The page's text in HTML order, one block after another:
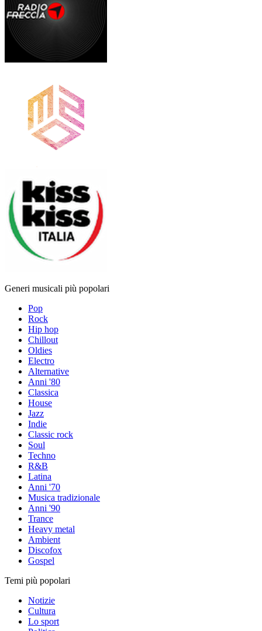
Generi musicali più popolari
Pop
Rock
Hip hop
Chillout
Oldies
Electro
Alternative
Anni '80
Classica
House
Jazz
Indie
Classic rock
Soul
Techno
R&B
Latina
Anni '70
Musica tradizionale
Anni '90
Trance
Heavy metal
Ambient
Discofox
Gospel
Temi più popolari
Notizie
Cultura
Lo sport